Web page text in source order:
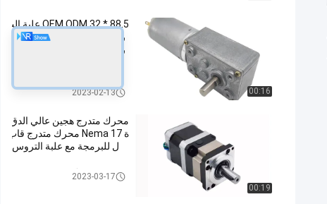
00:16
OEM ODM 32 * 88.5 علبة الت
روس Micro DC Motor 90 د
السيارات الصغيرة والعتاد العاصم
2023-02-13
00:19
محرك متدرج هجين عالي الدق
ة Nema 17 محرك متدرج قاب
ل للبرمجة مع علبة التروس
يعشّق محرك stepper2023-03-17